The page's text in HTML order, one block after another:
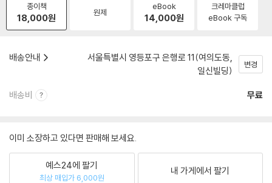
종이책
18,000원 원제
eBook
14,000원
크레마클럽
eBook 구독
배송안내
서울특별시 영등포구 은행로 11(여의도동,
일신빌딩)
변경
배송비 무료
이미 소장하고 있다면 판매해 보세요.
예스24에 팔기
최상 매입가 6,000원
내 가게에서 팔기